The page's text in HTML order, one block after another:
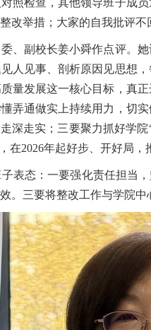
改举措；大家的自我批评
副校长姜小舜作点评。她
人见事、剖析原因见思想
量发展这一核心目标，真
弄通做实上持续用力，切
深走实；三要聚力抓好学
在2026年起好步、开好局，
态：一要强化责任担当，
。三要将整改工作与学院